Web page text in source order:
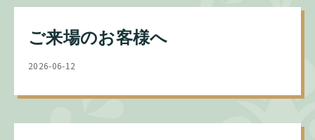
ご来場のお客様へ
2026-06-12